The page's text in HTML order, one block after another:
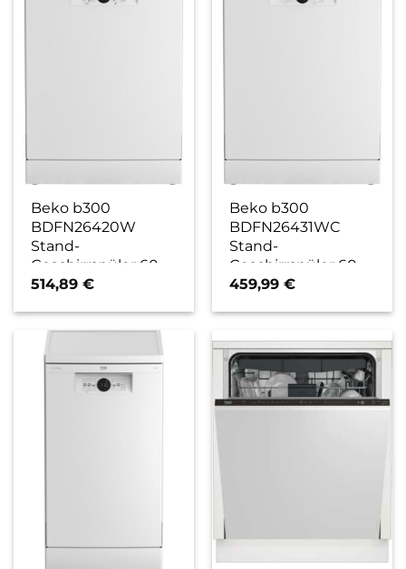
Beko b300
BDFN26420W
Stand-
Geschirrspüler 60
cm weiß / E
514,89€
Beko b300
BDFN26431WC
Stand-
Geschirrspüler 60
cm weiß / D
459,99€